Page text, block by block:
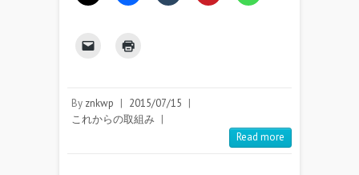
By znkwp | 2015/07/15 |
これからの取組み |
Read more